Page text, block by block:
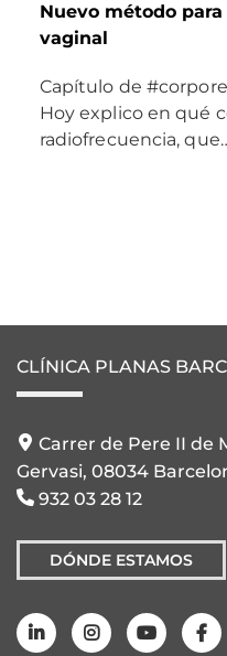
Nuevo método
vaginal
Capítulo de
Hoy explico en qué
radiofrecuencia,
CLÍNICA PLANAS
Carrer de Pere II de
Gervasi, 08034
932 03 28 12
DÓNDE ESTAMOS